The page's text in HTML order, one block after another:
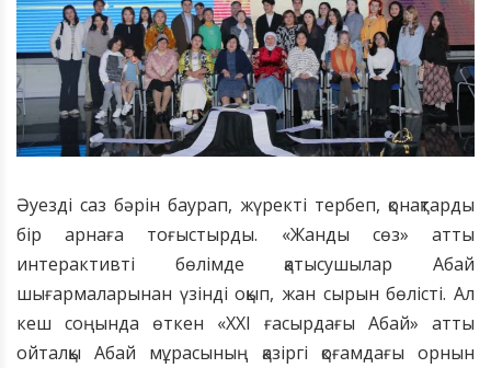
Әуезді саз бәрін баурап, жүректі тербеп, қонақтарды
бір арнаға тоғыстырды. «Жанды сөз» атты
интерактивті бөлімде қатысушылар Абай
шығармаларынан үзінді оқып, жан сырын бөлісті. Ал
кеш соңында өткен «XXI ғасырдағы Абай» атты
ойталқы Абай мұрасының қазіргі қоғамдағы орнын